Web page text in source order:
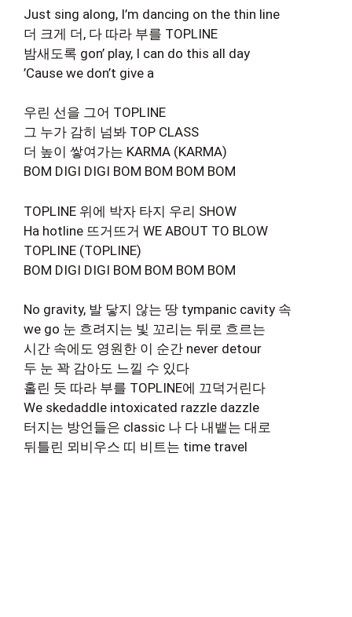
Just sing along, I’m dancing on the thin line
더 크게 더, 다 따라 부를 TOPLINE
밤새도록 gon’ play, I can do this all day
’Cause we don’t give a
우린 선을 그어 TOPLINE
그 누가 감히 넘봐 TOP CLASS
더 높이 쌓여가는 KARMA (KARMA)
BOM DIGI DIGI BOM BOM BOM BOM
TOPLINE 위에 박자 타지 우리 SHOW
Ha hotline 뜨거뜨거 WE ABOUT TO BLOW
TOPLINE (TOPLINE)
BOM DIGI DIGI BOM BOM BOM BOM
No gravity, 발 닿지 않는 땅 tympanic cavity 속
we go 눈 흐려지는 빛 꼬리는 뒤로 흐르는
시간 속에도 영원한 이 순간 never detour
두 눈 꽉 감아도 느낄 수 있다
홀린 듯 따라 부를 TOPLINE에 끄덕거린다
We skedaddle intoxicated razzle dazzle
터지는 방언들은 classic 나 다 내뱉는 대로
뒤틀린 뫼비우스 띠 비트는 time travel